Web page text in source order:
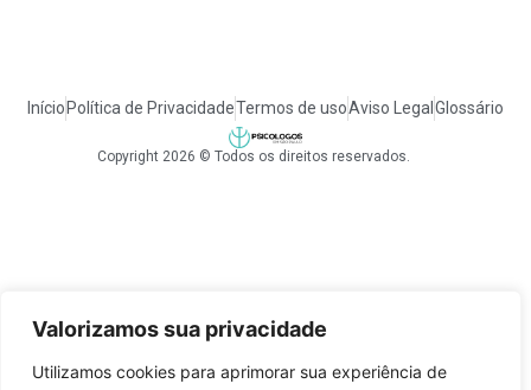
Valorizamos sua privacidade
Utilizamos cookies para aprimorar sua experiência de
Início Política de PrivacidadeTermos de usoAviso Legal Glossário
Copyright 2026 © Todos os direitos reservados.